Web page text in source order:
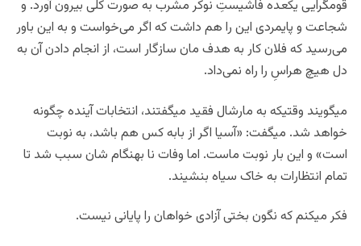
قومگرایی یکعده فاشیستِ نوکر مشرب به صورت کلی بیرون آورد. و
شجاعت و پایمردی این را هم داشت که اگر می‌خواست و به این باور
می‌رسید که فلان کار به هدف مان سازگار است، از انجام دادن آن به
دل هیچ هراسِ را راه نمی‌داد.
میگویند وقتیکه به مارشال فقید میگفتند، انتخابات آینده چگونه
خواهد شد. میگفت: «آسیا اگر از بابه کس هم باشد، به نوبت
است» و این بار نوبت ماست. اما وفات نا بهنگام شان سبب شد تا
تمام انتظارات به خاک سیاه بنشیند.
فکر میکنم که نگون بختی آزادی خواهان را پایانی نیست.